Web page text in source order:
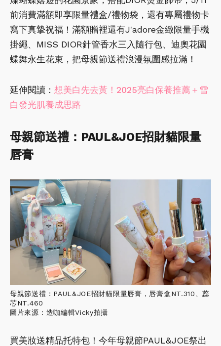
前消費滿額即享限量禮盒/禮物袋，還有專屬禮物卡
寫下真摯祝福！滿額贈裡還有J'adore金緻限量手機
掛繩、MISS DIOR針管香水三入隨行包、迪奧花園
蝶舞永生花束，把母親節送禮浪漫氛圍感拉滿！
延伸閱讀： 想美白先去黃！2025亮白保養推薦＋雪
白發光肌養成思路
母親節送禮：PAUL&JOE招財貓限量
唇膏
母親節送禮：PAUL&JOE招財貓限量唇膏，唇膏盒NT.310、蕊
芯NT.460
圖片來源：造咖編輯Vicky拍攝
買美妝送精品托特包！今年母親節PAUL&JOE祭出